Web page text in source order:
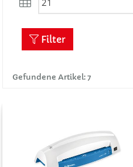
Gefundene Artikel: 7
Filter